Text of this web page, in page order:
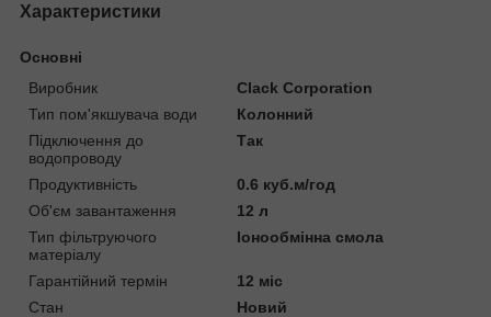
Характеристики
Основні
Виробник
Clack Corporation
Тип пом'якшувача води
Колонний
Підключення до
водопроводу
Так
Продуктивність
0.6 куб.м/год
Об'єм завантаження
12 л
Тип фільтруючого
матеріалу
Іонообмінна смола
Гарантійний термін
12 міс
Стан
Новий